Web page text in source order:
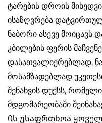
ტარების დროის
ისაზღვრება
ნაბორი ასევე მოიცავს
კბილების ფერის
დასათვალიერებლად,
მოსამზადებლად
შენახვის დუქსს,
მდგომარეობაში
Ის უსაფრთხოა